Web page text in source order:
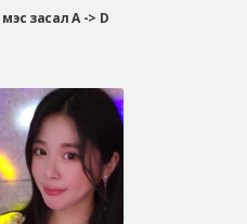
засал A -> D